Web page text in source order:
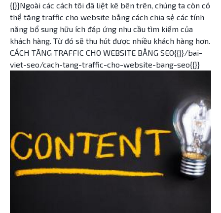
{{}}Ngoài các cách tôi đã liệt kê bên trên, chúng ta còn có
thể tăng traffic cho website bằng cách chia sẻ các tính
năng bổ sung hữu ích đáp ứng nhu cầu tìm kiếm của
khách hàng. Từ đó sẽ thu hút được nhiều khách hàng hơn.
CÁCH TĂNG TRAFFIC CHO WEBSITE BẰNG SEO{{}}/bai-
viet-seo/cach-tang-traffic-cho-website-bang-seo{{}}